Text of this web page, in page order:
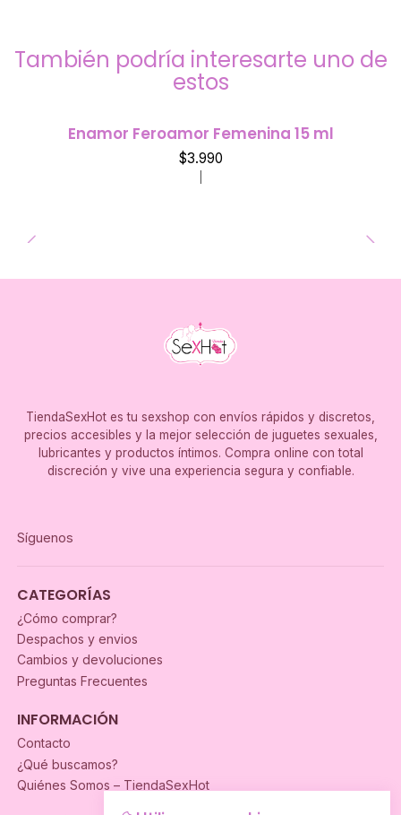
También podría interesarte uno de
estos
Enamor Feroamor Femenina 15 ml
$3.990
TiendaSexHot es tu sexshop con envíos rápidos y discretos,
precios accesibles y la mejor selección de juguetes sexuales,
lubricantes y productos íntimos. Compra online con total
discreción y vive una experiencia segura y confiable.
Síguenos
CATEGORÍAS
¿Cómo comprar?
Despachos y envios
Cambios y devoluciones
Preguntas Frecuentes
INFORMACIÓN
Contacto
¿Qué buscamos?
Quiénes Somos – TiendaSexHot